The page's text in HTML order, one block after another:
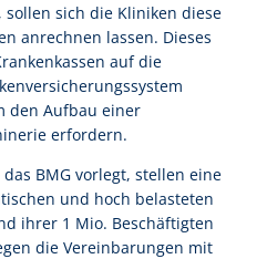
sich die Kliniken diese
anrechnen lassen. Dieses
auf die
den Aufbau einer
erfordern.
BMG vorlegt, stellen eine
und hoch belasteten
ihrer 1 Mio. Beschäftigten
die Vereinbarungen mit